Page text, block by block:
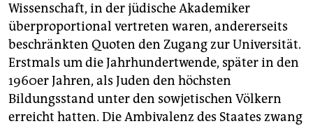
Wissenschaft, in der jüdische Akademiker
überproportional vertreten waren, andererseits
beschränkten Quoten den Zugang zur Universität.
Erstmals um die Jahrhundertwende, später in den
1960er Jahren, als Juden den höchsten
Bildungsstand unter den sowjetischen Völkern
erreicht hatten. Die Ambivalenz des Staates zwang